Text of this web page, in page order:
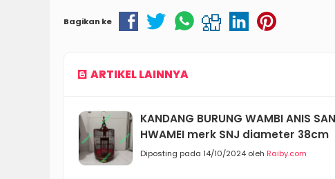
Bagikan ke
ARTIKEL LAINNYA
KANDANG BURUNG WAMBI ANIS
HWAMEI merk SNJ diameter 38cm
Diposting pada 14/10/2024 oleh Raiby.com